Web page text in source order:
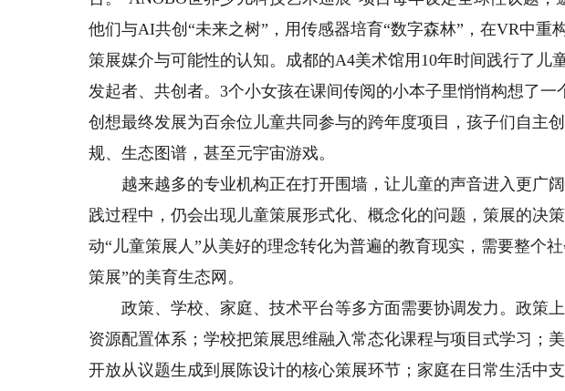
他们与AI共创“未来之树”，用传感器培育“数字森林”，在VR中重
策展媒介与可能性的认知。成都的A4美术馆用10年时间践行了儿
发起者、共创者。3个小女孩在课间传阅的小本子里悄悄构想了一
创想最终发展为百余位儿童共同参与的跨年度项目，孩子们自主
规、生态图谱，甚至元宇宙游戏。
越来越多的专业机构正在打开围墙，让儿童的声音进入更广
践过程中，仍会出现儿童策展形式化、概念化的问题，策展的决
动“儿童策展人”从美好的理念转化为普遍的教育现实，需要整个
策展”的美育生态网。
政策、学校、家庭、技术平台等多方面需要协调发力。政策
资源配置体系；学校把策展思维融入常态化课程与项目式学习；
开放从议题生成到展陈设计的核心策展环节；家庭在日常生活中